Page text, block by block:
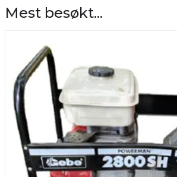
Mest besøkt...